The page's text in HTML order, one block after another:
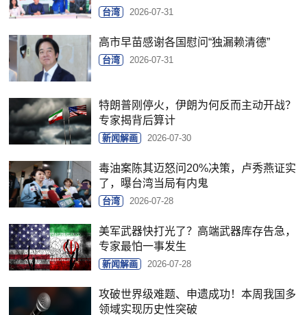
台湾 2026-07-31
高市早苗感谢各国慰问“独漏赖清德”
台湾 2026-07-31
特朗普刚停火，伊朗为何反而主动开战？
专家揭背后算计
新闻解画 2026-07-30
毒油案陈其迈怒问20%决策，卢秀燕证实
了，曝台湾当局有内鬼
台湾 2026-07-28
美军武器快打光了？高端武器库存告急，
专家最怕一事发生
新闻解画 2026-07-28
攻破世界级难题、申遗成功！本周我国多
领域实现历史性突破